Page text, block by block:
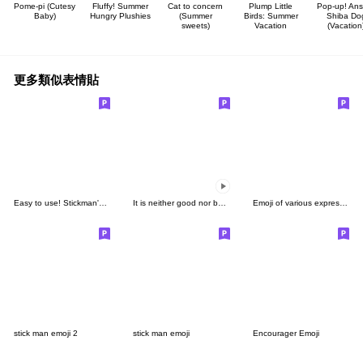
Pome-pi (Cutesy
Baby)
Fluffy! Summer
Hungry Plushies
Cat to concern
(Summer
sweets)
Plump Little
Birds: Summer
Vacation
Pop-up!
Shiba
更多類似表情貼
Emoji of various expressions
stick man emoji 2 stick man emoji Encourager Emoji